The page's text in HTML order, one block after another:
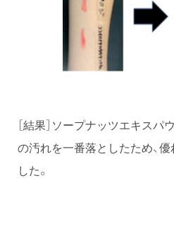
［結果］ソープナッツエキスパ
の汚れを一番落としたため、
した。